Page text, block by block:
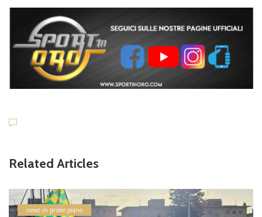
Related Articles
news in primo piano